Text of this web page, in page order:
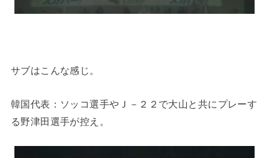
サブはこんな感じ。
韓国代表：ソッコ選手やＪ－２２で大山と共にプレーす
る野津田選手が控え。